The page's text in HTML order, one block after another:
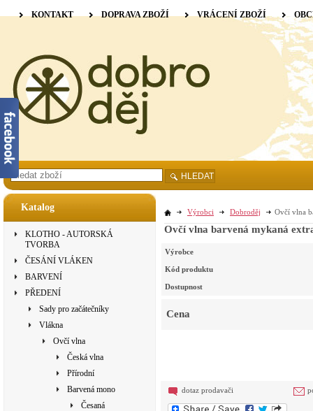
Katalog
KLOTHO - AUTORSKÁ
TVORBA
ČESÁNÍ VLÁKEN
BARVENÍ
PŘEDENÍ
Sady pro začátečníky
Vlákna
Ovčí vlna
Česká vlna
Přírodní
Barvená mono
Česaná
Výrobci Dobroděj Ovčí vlna
Ovčí vlna barvená mykaná
Výrobce
Kód produktu
Dostupnost
Cena
dotaz prodavači
KONTAKT DOPRAVA ZBOŽÍ VRÁCENÍ ZBOŽÍ
HLEDAT